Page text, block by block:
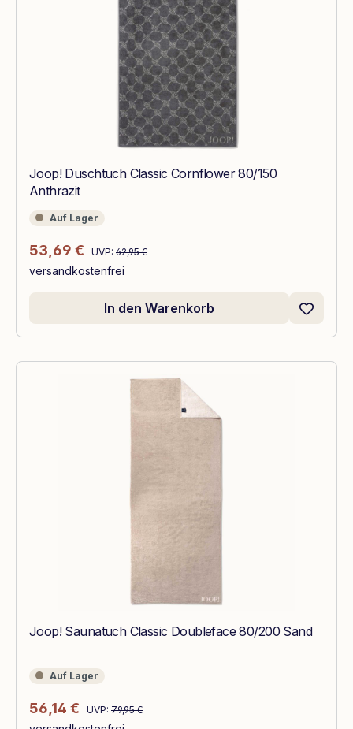
Joop! Duschtuch Classic Cornflower 80/150
Anthrazit
Auf Lager
Auf Lager
Verkaufspreis:
53,69 € Regulärer Preis:
UVP: 62,95 €
versandkostenfrei
In den Warenkorb
Joop! Saunatuch Classic Doubleface 80/200 Sand
Auf Lager
Auf Lager
Verkaufspreis:
56,14 € Regulärer Preis:
UVP: 79,95 €